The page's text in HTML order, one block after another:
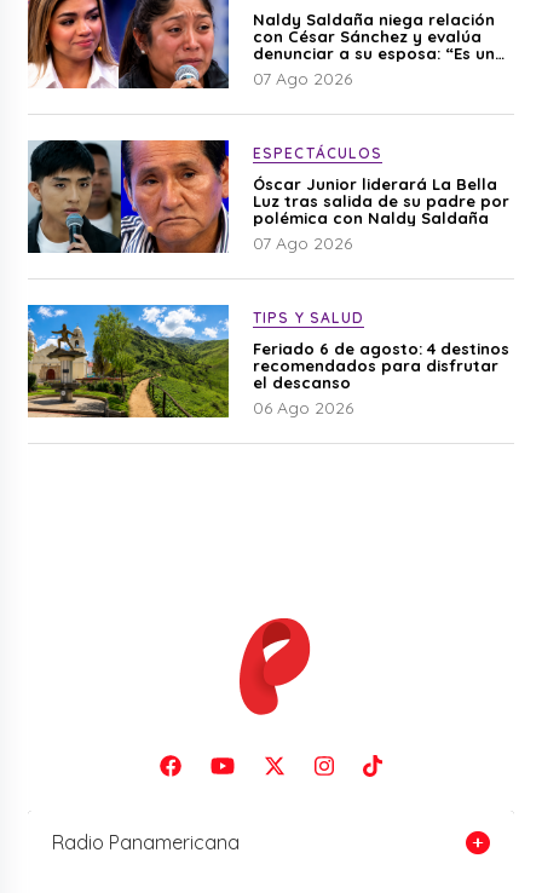
Naldy Saldaña niega relación
con César Sánchez y evalúa
denunciar a su esposa: “Es una
difamación”
07 Ago 2026
ESPECTÁCULOS
Óscar Junior liderará La Bella
Luz tras salida de su padre por
polémica con Naldy Saldaña
07 Ago 2026
TIPS Y SALUD
Feriado 6 de agosto: 4 destinos
recomendados para disfrutar
el descanso
06 Ago 2026
Radio Panamericana